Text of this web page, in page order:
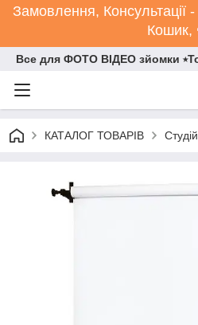
Замовлення, Консультації
Все для ФОТО ВІДЕО зйомки
КАТАЛОГ ТОВАРІВ